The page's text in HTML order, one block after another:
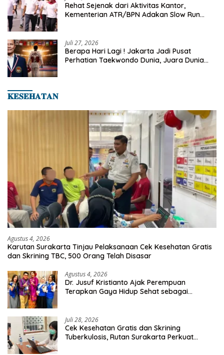
Rehat Sejenak dari Aktivitas Kantor,
Kementerian ATR/BPN Adakan Slow Run
Juli 27, 2026
Berapa Hari Lagi ! Jakarta Jadi Pusat
Perhatian Taekwondo Dunia, Juara Dunia
𝐊𝐄𝐒𝐄𝐇𝐀𝐓𝐀𝐍
Agustus 4, 2026
Karutan Surakarta Tinjau Pelaksanaan Cek Kesehatan Gratis
dan Skrining TBC, 500 Orang Telah Disasar
Agustus 4, 2026
Dr. Jusuf Kristianto Ajak Perempuan
Terapkan Gaya Hidup Sehat sebagai
Juli 28, 2026
Cek Kesehatan Gratis dan Skrining
Tuberkulosis, Rutan Surakarta Perkuat